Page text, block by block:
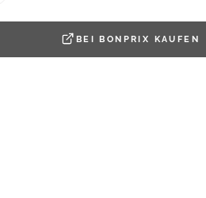
BEIBONPRIX KAUFEN